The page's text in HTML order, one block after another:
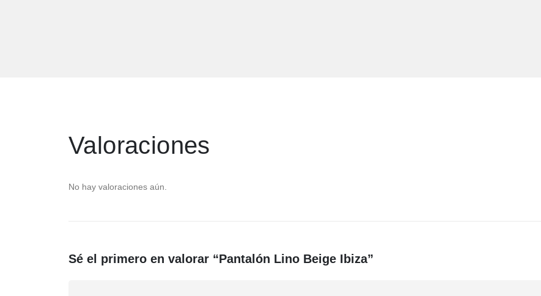
Valoraciones
No hay valoraciones aún.
Sé el primero en valorar “Pantalón Lino Beige Ibiza”